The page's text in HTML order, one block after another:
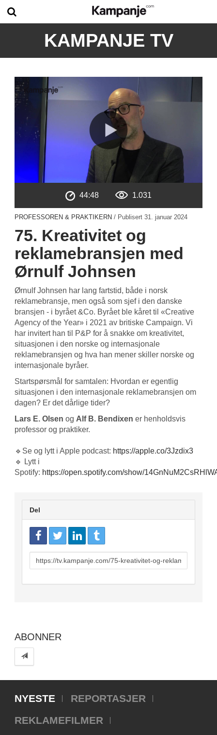
KAMPANJE TV
44:48 1.031
PROFESSOREN & PRAKTIKERN / Publisert 31. januar 2024
75. Kreativitet og
reklamebransjen med
Ørnulf Johnsen
Ørnulf Johnsen har lang fartstid, både i norsk
reklamebransje, men også som sjef i den danske
bransjen - i byrået &Co. Byrået ble kåret til «Creative
Agency of the Year» i 2021 av britiske Campaign. Vi
har invitert han til P&P for å snakke om kreativitet,
situasjonen i den norske og internasjonale
reklamebransjen og hva han mener skiller norske og
internasjonale byråer.
Startspørsmål for samtalen: Hvordan er egentlig
situasjonen i den internasjonale reklamebransjen om
dagen? Er det dårlige tider?
Lars E. Olsen og Alf B. Bendixen er henholdsvis
professor og praktiker.
🔹Se og lytt i Apple podcast: https://apple.co/3Jzdix3
🔹 Lytt i
Spotify: https://open.spotify.com/show/
Del
URL
to
ABONNER
NYESTE
REPORTASJER
REKLAMEFILMER